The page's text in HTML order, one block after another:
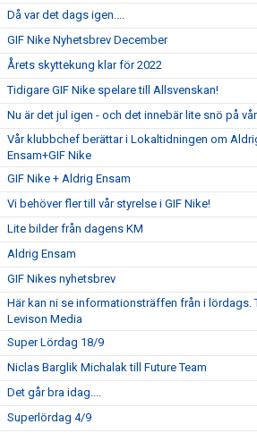
Då var det dags igen....
GIF Nike Nyhetsbrev December
Årets skyttekung klar för 2022
Tidigare GIF Nike spelare till Allsvenskan!
Nu är det jul igen - och det innebär lite snö på
Vår klubbchef berättar i Lokaltidningen om
Ensam+GIF Nike
GIF Nike + Aldrig Ensam
Vi behöver fler till vår styrelse i GIF Nike!
Lite bilder från dagens KM
Aldrig Ensam
GIF Nikes nyhetsbrev
Här kan ni se informationsträffen från i lördags.
Levison Media
Super Lördag 18/9
Niclas Barglik Michalak till Future Team
Det går bra idag....
Superlördag 4/9